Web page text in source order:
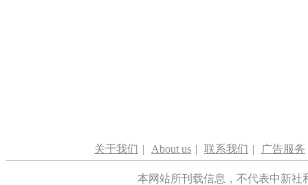
关于我们 | About us | 联系我们 | 广告服务
本网站所刊载信息，不代表中新